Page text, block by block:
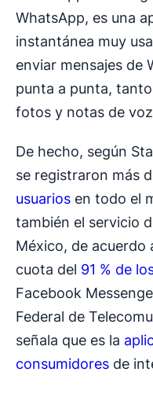
WhatsApp, es una
instantánea muy
enviar mensajes de
punta a punta,
fotos y notas de
De hecho, según
se registraron más
usuarios en todo el
también el servicio
México, de acuerdo
cuota del 91 % de
Facebook
Federal de
señala que es la
consumidores de